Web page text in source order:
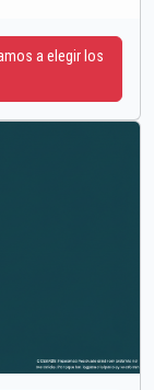
a elegir los